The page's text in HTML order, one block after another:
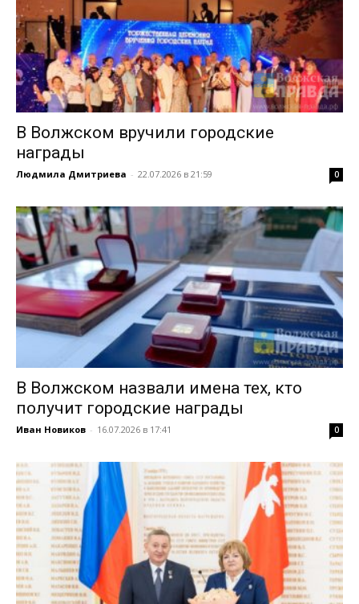
В Волжском вручили городские
награды
Людмила Дмитриева - 22.07.2026 в 21:59 0
В Волжском назвали имена тех, кто
получит городские награды
Иван Новиков - 16.07.2026 в 17:41 0